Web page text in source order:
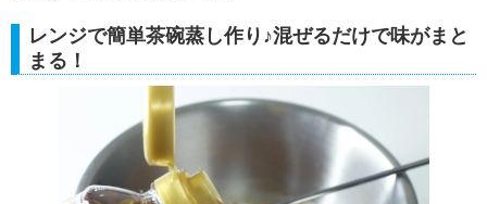
レンジで簡単茶碗蒸し作り♪混ぜるだけで味がまと
まる！